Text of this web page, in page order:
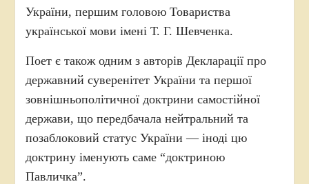
України, першим головою Товариства
української мови імені Т. Г. Шевченка.
Поет є також одним з авторів Декларації про
державний суверенітет України та першої
зовнішньополітичної доктрини самостійної
держави, що передбачала нейтральний та
позаблоковий статус України — іноді цю
доктрину іменують саме “доктриною
Павличка”.